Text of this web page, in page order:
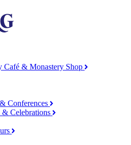
Café & Monastery Shop
Conferences
& Celebrations